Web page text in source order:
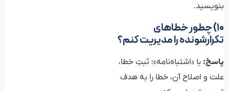
بنویسید.
۱۰) چطور خطاهای
تکرارشونده را مدیریت کنم؟
پاسخ: با «اشتباه‌نامه»؛ ثبتِ خطا،
علت و اصلاح آن، خطا را به هدف